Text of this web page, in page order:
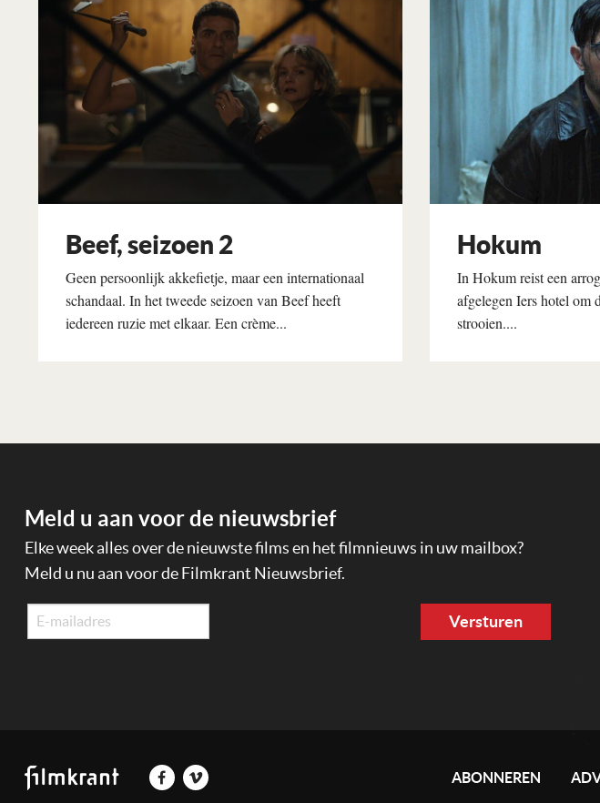
Beef, seizoen 2
Geen persoonlijk akkefietje, maar een internationaal
schandaal. In het tweede seizoen van Beef heeft
iedereen ruzie met elkaar. Een crème...
Hokum
In Hokum reist een
afgelegen Iers hotel om
strooien....
Meld u aan voor de nieuwsbrief
Elke week alles over de nieuwste films en het filmnieuws in uw mailbox?
Meld u nu aan voor de Filmkrant Nieuwsbrief.
ABONNEREN